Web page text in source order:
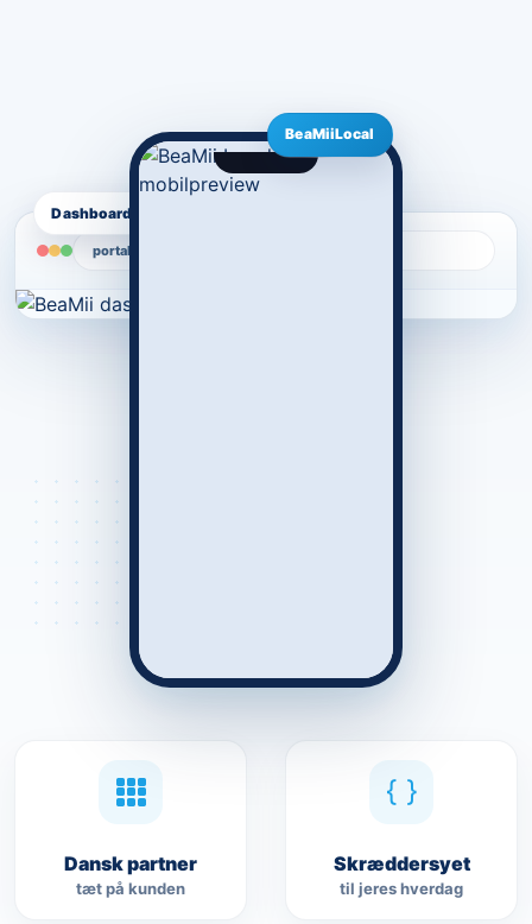
Dashboard & portal
portal.beamii.dk
BeaMiiLocal
Dansk partner
tæt på kunden
Skræddersyet
til jeres hverdag